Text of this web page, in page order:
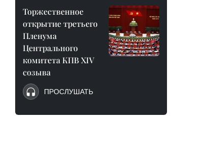
Торжественное
открытие третьего
Пленума
Центрального
комитета КПВ XIV
созыва
ПРОСЛУШАТЬ